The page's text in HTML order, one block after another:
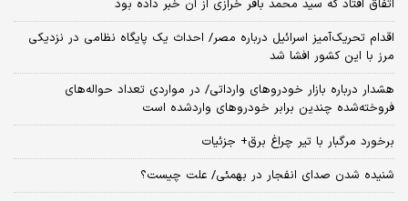
اتفاق افتاد که سید محمد باقر خرازی از آن خبر داده بود
اقدام تحریک‌آمیز اسرائیل درباره مصر/ احداث یک پایگاه نظامی در نزدیکی
مرز با این کشور افشا شد
هشدار درباره بازار خودروهای وارداتی/ در مواردی تعداد حواله‌های
فروخته‌شده چندین برابر خودروهای واردشده است
برخورد مرگبار با تیر چراغ برق+ جزئیات
شنیده شدن صدای انفجار در بهمئی/ علت چیست؟